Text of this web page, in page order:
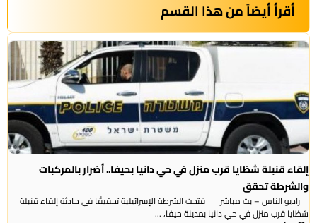
أيضاً من هذا القسم
قنبلة شظايا قرب منزل في حي دانيا بحيفا.. أضرار بالمركبات
تحقق
– بث مباشر فتحت الشرطة الإسرائيلية تحقيقًا في حادثة إلقاء قنبلة
منزل في حي دانيا بمدينة حيفا، ...